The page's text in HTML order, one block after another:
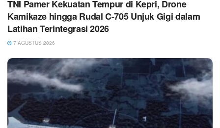
TNI Pamer Kekuatan Tempur di Kepri, Drone
Kamikaze hingga Rudal C-705 Unjuk Gigi dalam
Latihan Terintegrasi 2026
7 AGUSTUS 2026